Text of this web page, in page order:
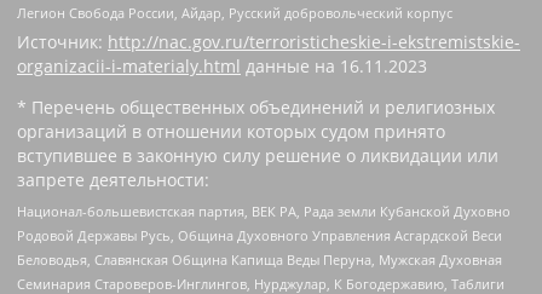
Легион Свобода России, Айдар, Русский добровольческий корпус
Источник: http://nac.gov.ru/terroristicheskie-i-ekstremistskie-
organizacii-i-materialy.html данные на 16.11.2023
* Перечень общественных объединений и религиозных
организаций в отношении которых судом принято
вступившее в законную силу решение о ликвидации или
запрете деятельности:
Национал-большевистская партия, ВЕК РА, Рада земли Кубанской Духовно
Родовой Державы Русь, Община Духовного Управления Асгардской Веси
Беловодья, Славянская Община Капища Веды Перуна, Мужская Духовная
Семинария Староверов-Инглингов, Нурджулар, К Богодержавию, Таблиги